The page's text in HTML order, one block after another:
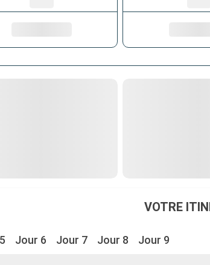
VOTRE
Jour 6 Jour 7 Jour 8 Jour 9